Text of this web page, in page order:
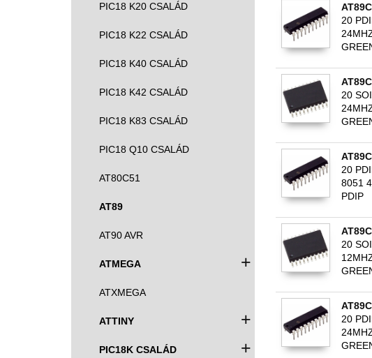
PIC18 K20 CSALÁD
PIC18 K22 CSALÁD
PIC18 K40 CSALÁD
PIC18 K42 CSALÁD
PIC18 K83 CSALÁD
PIC18 Q10 CSALÁD
AT80C51
AT89
AT90 AVR
ATMEGA +
ATXMEGA
ATTINY +
PIC18K CSALÁD +
20
20
20
8051
PDIP
20
20